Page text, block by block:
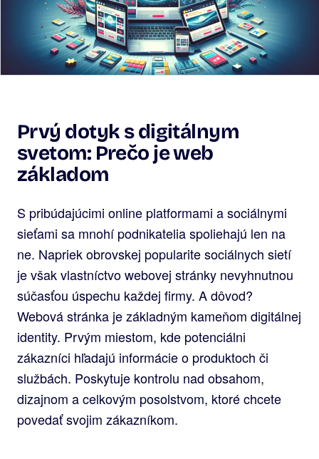
Prvý dotyk s digitálnym
svetom: Prečo je web
základom
S pribúdajúcimi online platformami a sociálnymi
sieťami sa mnohí podnikatelia spoliehajú len na
ne. Napriek obrovskej popularite sociálnych sietí
je však vlastníctvo webovej stránky nevyhnutnou
súčasťou úspechu každej firmy. A dôvod?
Webová stránka je základným kameňom digitálnej
identity. Prvým miestom, kde potenciálni
zákazníci hľadajú informácie o produktoch či
službách. Poskytuje kontrolu nad obsahom,
dizajnom a celkovým posolstvom, ktoré chcete
povedať svojim zákazníkom.